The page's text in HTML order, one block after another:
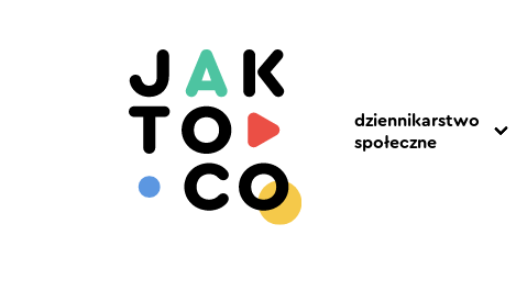
dziennikarstwo
społeczne